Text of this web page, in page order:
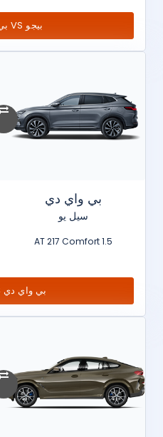
بيجو VS بي ام دبليو
بي واي دي
سيل يو
1.5 AT 217 Comfort
بي واي دي VS إم جي